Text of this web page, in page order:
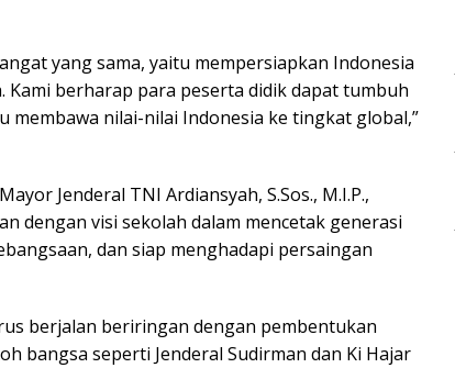
yang sama, yaitu mempersiapkan Indonesia
Kami berharap para peserta didik dapat tumbuh
membawa nilai-nilai Indonesia ke tingkat global,”
Jenderal TNI Ardiansyah, S.Sos., M.I.P.,
dengan visi sekolah dalam mencetak generasi
dan siap menghadapi persaingan
berjalan beriringan dengan pembentukan
bangsa seperti Jenderal Sudirman dan Ki Hajar